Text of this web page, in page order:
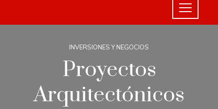
INVERSIONES Y NEGOCIOS
Proyectos
Arquitectónicos